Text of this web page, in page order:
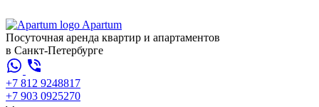
Apartum
Посуточная аренда квартир и апартаментов
в Санкт-Петербурге
+7 812 9248817
+7 903 0925270